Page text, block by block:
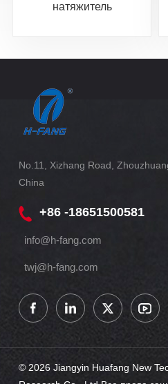
натяжитель
No.11, Xizhang Road,
China
+86 -18651500581
info@h-fang.com
twj@h-fang.com
© 2026 Jiangyin Huafang New